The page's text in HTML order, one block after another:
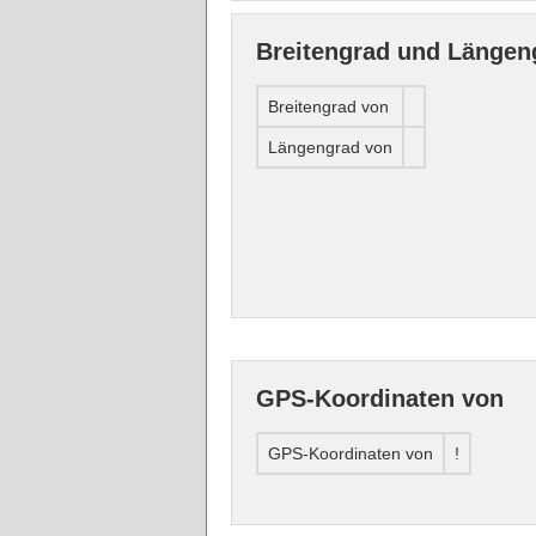
Breitengrad und
Breitengrad von
Längengrad von
GPS-Koordinaten von
GPS-Koordinaten von !